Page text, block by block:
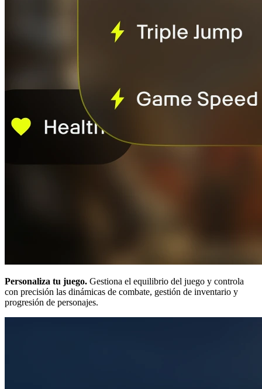
Personaliza tu juego. Gestiona el equilibrio del juego y controla
con precisión las dinámicas de combate, gestión de inventario y
progresión de personajes.